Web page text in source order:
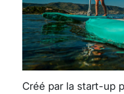
Créé par la start-up